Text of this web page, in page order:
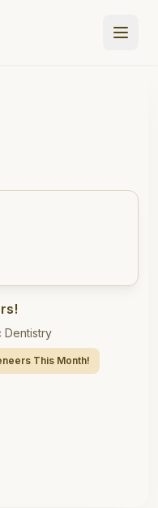
Dentistry
This Month!